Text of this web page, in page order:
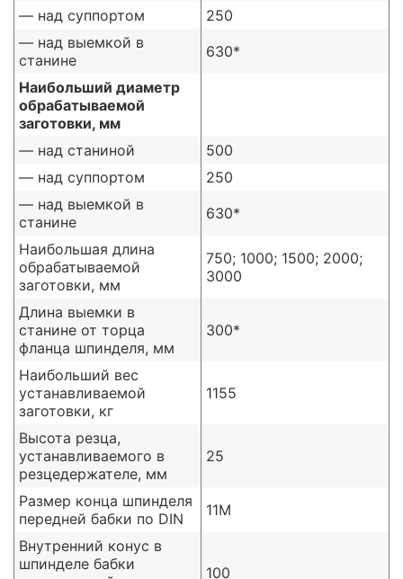
— над суппортом
250
— над выемкой в
станине
630*
Наибольший диаметр
обрабатываемой
заготовки, мм
— над станиной
500
— над суппортом
250
— над выемкой в
станине
630*
Наибольшая длина
обрабатываемой
заготовки, мм
750; 1000; 1500; 2000;
3000
Длина выемки в
станине от торца
фланца шпинделя, мм
300*
Наибольший вес
устанавливаемой
заготовки, кг
1155
Высота резца,
устанавливаемого в
резцедержателе, мм
25
Размер конца шпинделя
передней бабки по DIN
11М
Внутренний конус в
шпинделе бабки
100